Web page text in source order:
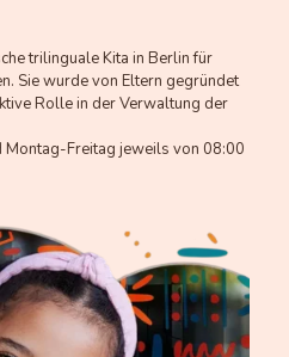
trilinguale Kita in Berlin für
Sie wurde von Eltern gegründet
Rolle in der Verwaltung der
Montag-Freitag jeweils von 08:00